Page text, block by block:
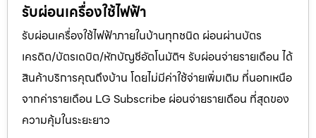
รับผ่อนเครื่องใช้ไฟฟ้า
รับผ่อนเครื่องใช้ไฟฟ้าภายในบ้านทุกชนิด ผ่อนผ่านบัตร
เครดิต/บัตรเดบิต/หักบัญชีอัตโนมัติฯ รับผ่อนจ่ายรายเดือน ได้
สินค้าบริการคุณถึงบ้าน โดยไม่มีค่าใช้จ่ายเพิ่มเติม ที่นอกเหนือ
จากค่ารายเดือน LG Subscribe ผ่อนจ่ายรายเดือน ที่สุดของ
ความคุ้มในระยะยาว